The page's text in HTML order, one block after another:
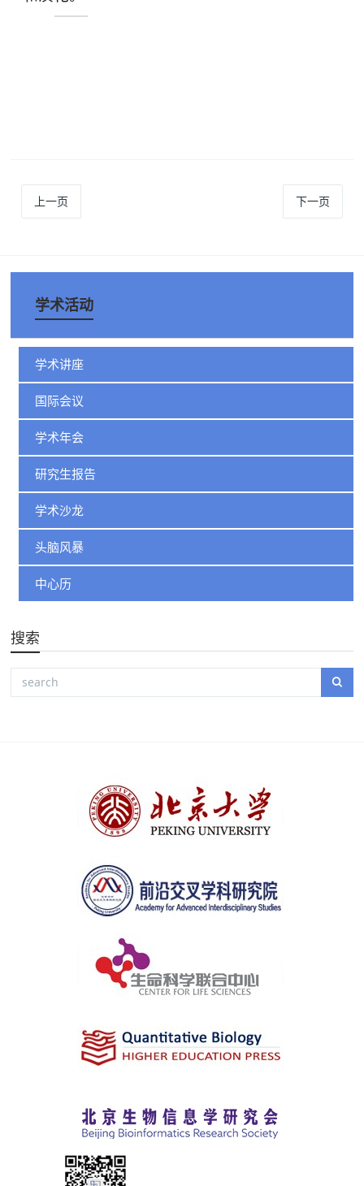
上一页 下一页
学术活动
学术讲座
国际会议
学术年会
研究生报告
学术沙龙
头脑风暴
中心历
搜索